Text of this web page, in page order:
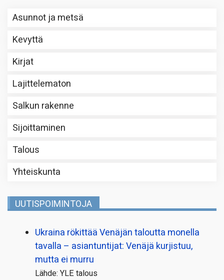
Asunnot ja metsä
Kevyttä
Kirjat
Lajittelematon
Salkun rakenne
Sijoittaminen
Talous
Yhteiskunta
UUTISPOIMINTOJA
Ukraina rökittää Venäjän taloutta monella
tavalla – asiantuntijat: Venäjä kurjistuu,
mutta ei murru
Lähde: YLE talous